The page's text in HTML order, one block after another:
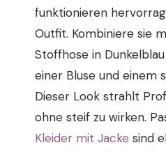
funktionieren
Outfit. Kombiniere sie
Stoffhose in
einer Bluse und einem
Dieser Look strahlt
ohne steif zu wirken.
Kleider mit Jacke sind